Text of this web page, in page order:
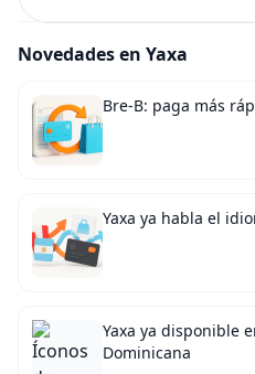
Novedades en Yaxa
Bre-B: paga más
Yaxa ya habla el
Yaxa ya disponible
Dominicana